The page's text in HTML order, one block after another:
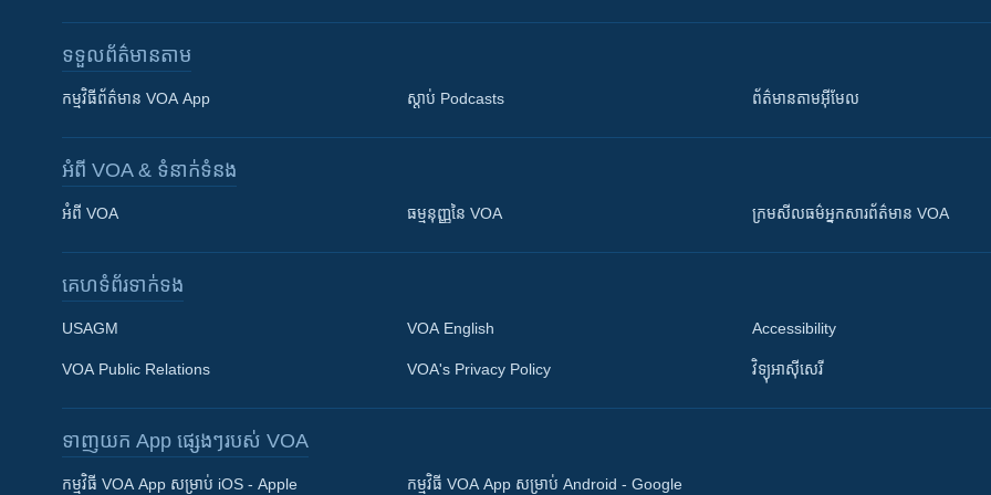
Khmer English
ទទួល​ព័ត៌មាន​តាម
កម្មវិធី​ព័ត៌មាន VOA App ស្តាប់ Podcasts ព័ត៌មាន​តាម​អ៊ីមែល
អំពី​ VOA & ទំនាក់ទំនង
អំពី​ VOA ធម្មនុញ្ញ​នៃ VOA ក្រម​​​សីលធម៌​​​អ្នក​​​សារព័ត៌មាន VOA
គេហទំព័រ​​ទាក់ទង
USAGM
VOA Public Relations
VOA English
VOA's Privacy Policy
Accessibility
វិទ្យុ​អាស៊ី​សេរី
ទាញយក​ App ផ្សេងៗ​របស់​ VOA
កម្មវិធី​ VOA App សម្រាប់ iOS - Apple កម្មវិធី​ VOA App សម្រាប់ Android - Google